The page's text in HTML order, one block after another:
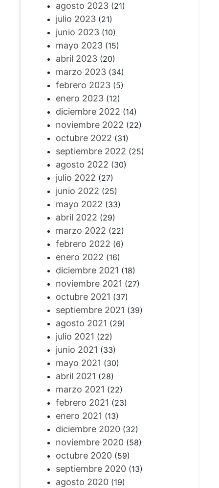
agosto 2023(21)
julio 2023(21)
junio 2023(10)
mayo 2023(15)
abril 2023(20)
marzo 2023(34)
febrero 2023(5)
enero 2023(12)
diciembre 2022 (14)
noviembre 2022 (22)
octubre 2022 (31)
septiembre 2022 (25)
agosto 2022 (30)
julio 2022 (27)
junio 2022 (25)
mayo 2022 (33)
abril 2022 (29)
marzo 2022 (22)
febrero 2022 (6)
enero 2022 (16)
diciembre 2021 (18)
noviembre 2021 (27)
octubre 2021 (37)
septiembre 2021 (39)
agosto 2021 (29)
julio 2021 (22)
junio 2021 (33)
mayo 2021 (30)
abril 2021 (28)
marzo 2021 (22)
febrero 2021 (23)
enero 2021 (13)
diciembre 2020(32)
noviembre 2020(58)
octubre 2020(59)
septiembre 2020(13)
agosto 2020(19)